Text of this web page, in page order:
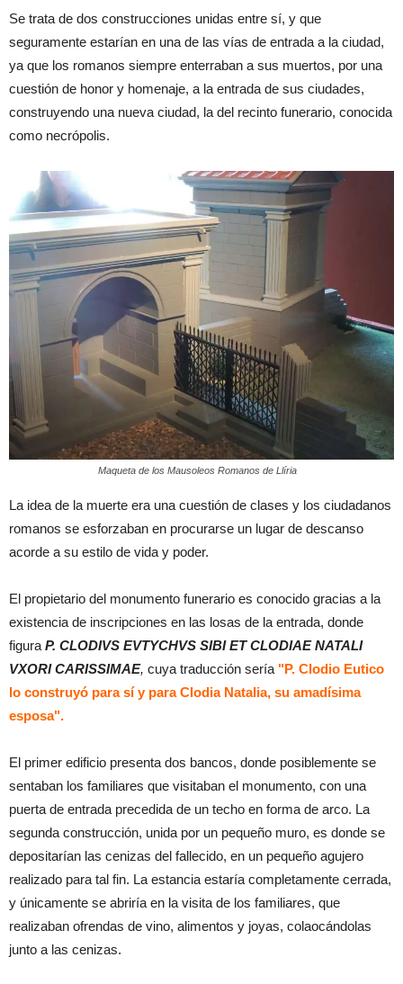
Se trata de dos construcciones unidas entre sí, y que
seguramente estarían en una de las vías de entrada a la ciudad,
ya que los romanos siempre enterraban a sus muertos, por una
cuestión de honor y homenaje, a la entrada de sus ciudades,
construyendo una nueva ciudad, la del recinto funerario, conocida
como necrópolis.
Maqueta de los Mausoleos Romanos de Llíria
La idea de la muerte era una cuestión de clases y los ciudadanos
romanos se esforzaban en procurarse un lugar de descanso
acorde a su estilo de vida y poder.
El propietario del monumento funerario es conocido gracias a la
existencia de inscripciones en las losas de la entrada, donde
figura P. CLODIVS EVTYCHVS SIBI ET CLODIAE NATALI
VXORI CARISSIMAE, cuya traducción sería "P. Clodio Eutico
lo construyó para sí y para Clodia Natalia, su amadísima
esposa".
El primer edificio presenta dos bancos, donde posiblemente se
sentaban los familiares que visitaban el monumento, con una
puerta de entrada precedida de un techo en forma de arco. La
segunda construcción, unida por un pequeño muro, es donde se
depositarían las cenizas del fallecido, en un pequeño agujero
realizado para tal fin. La estancia estaría completamente cerrada,
y únicamente se abriría en la visita de los familiares, que
realizaban ofrendas de vino, alimentos y joyas, colaocándolas
junto a las cenizas.